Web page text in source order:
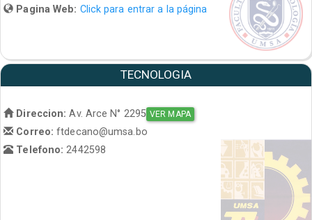
Pagina Web: Click para entrar a la página
TECNOLOGIA
Direccion: Av. Arce N° 2295 VER MAPA
Correo:ftdecano@umsa.bo
Telefono: 2442598